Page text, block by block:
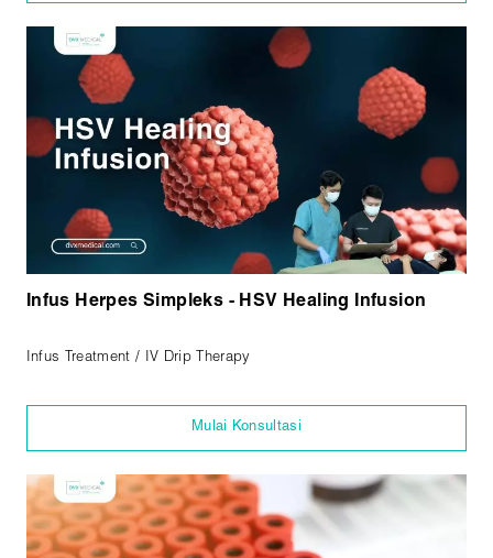
Infus Herpes Simpleks - HSV Healing Infusion
Infus Treatment / IV Drip Therapy
Mulai Konsultasi